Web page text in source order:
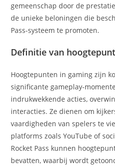
gemeenschap door de
de unieke beloningen die
Pass-systeem te promoten.
Definitie van
Hoogtepunten in gaming zijn
significante gameplay-
indrukwekkende acties,
interacties. Ze dienen om
vaardigheden van spelers te
platforms zoals YouTube of
Rocket Pass kunnen
bevatten, waarbij wordt